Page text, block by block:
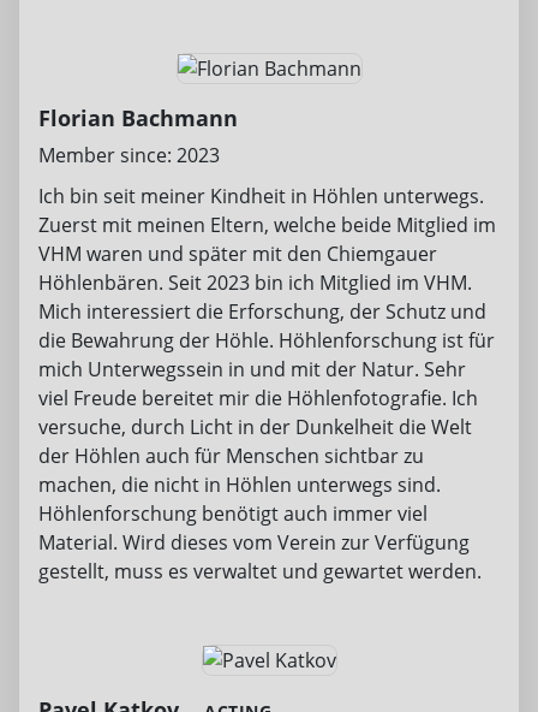
Florian Bachmann
Member since: 2023
Ich bin seit meiner Kindheit in Höhlen unterwegs.
Zuerst mit meinen Eltern, welche beide Mitglied im
VHM waren und später mit den Chiemgauer
Höhlenbären. Seit 2023 bin ich Mitglied im VHM.
Mich interessiert die Erforschung, der Schutz und
die Bewahrung der Höhle. Höhlenforschung ist für
mich Unterwegssein in und mit der Natur. Sehr
viel Freude bereitet mir die Höhlenfotografie. Ich
versuche, durch Licht in der Dunkelheit die Welt
der Höhlen auch für Menschen sichtbar zu
machen, die nicht in Höhlen unterwegs sind.
Höhlenforschung benötigt auch immer viel
Material. Wird dieses vom Verein zur Verfügung
gestellt, muss es verwaltet und gewartet werden.